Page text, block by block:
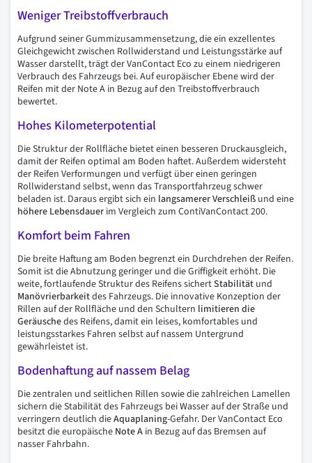
Weniger Treibstoffverbrauch
Aufgrund seiner Gummizusammensetzung, die ein exzellentes
Gleichgewicht zwischen Rollwiderstand und Leistungsstärke auf
Wasser darstellt, trägt der VanContact Eco zu einem niedrigeren
Verbrauch des Fahrzeugs bei. Auf europäischer Ebene wird der
Reifen mit der Note A in Bezug auf den Treibstoffverbrauch
bewertet.
Hohes Kilometerpotential
Die Struktur der Rollfläche bietet einen besseren Druckausgleich,
damit der Reifen optimal am Boden haftet. Außerdem widersteht
der Reifen Verformungen und verfügt über einen geringen
Rollwiderstand selbst, wenn das Transportfahrzeug schwer
beladen ist. Daraus ergibt sich ein langsamerer Verschleiß und eine
höhere Lebensdauer im Vergleich zum ContiVanContact 200.
Komfort beim Fahren
Die breite Haftung am Boden begrenzt ein Durchdrehen der Reifen.
Somit ist die Abnutzung geringer und die Griffigkeit erhöht. Die
weite, fortlaufende Struktur des Reifens sichertStabilität und
Manövrierbarkeitdes Fahrzeugs. Die innovative Konzeption der
Rillen auf der Rollfläche und den Schultern limitieren die
Geräuschedes Reifens, damit ein leises, komfortables und
leistungsstarkes Fahren selbst auf nassem Untergrund
gewährleistet ist.
Bodenhaftung auf nassem Belag
Die zentralen und seitlichen Rillen sowie die zahlreichen Lamellen
sichern die Stabilität des Fahrzeugs bei Wasser auf der Straße und
verringern deutlich dieAquaplaning-Gefahr. Der VanContact Eco
besitzt die europäische Note A in Bezug auf das Bremsen auf
nasser Fahrbahn.